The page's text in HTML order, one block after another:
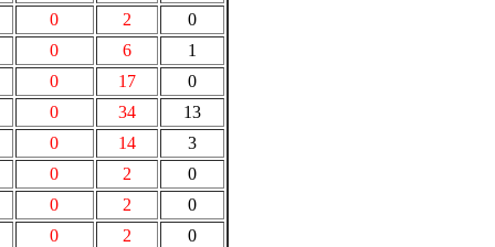
0
2
0
0
6
1
0
17
0
0
34
13
0
14
3
0
2
0
0
2
0
0
2
0